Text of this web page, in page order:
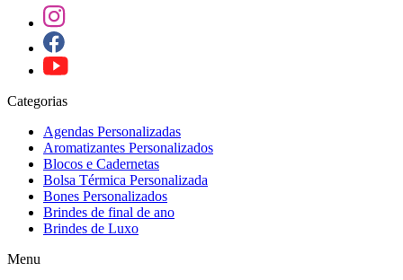
Categorias
Agendas Personalizadas
Aromatizantes Personalizados
Blocos e Cadernetas
Bolsa Térmica Personalizada
Bones Personalizados
Brindes de final de ano
Brindes de Luxo
Menu